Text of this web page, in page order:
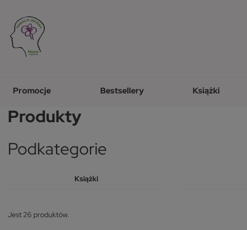
Promocje Bestsellery Książki
Produkty
Podkategorie
Książki
Jest 26 produktów.